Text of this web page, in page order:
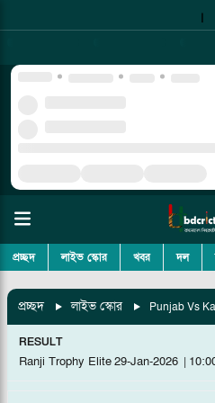
|
প্রচ্ছদ লাইভ স্কোর খবর দল
প্রচ্ছদ লাইভ স্কোর Punjab Vs
RESULT
Ranji Trophy Elite29-Jan-2026 |